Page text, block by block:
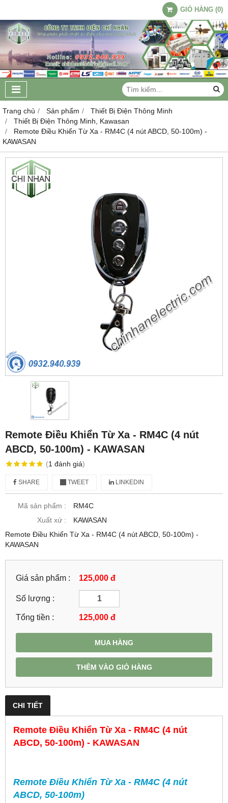
GIỎ HÀNG (0)
Trang chủ Sản phẩm
Thiết Bị Điện Thông Minh
Thiết Bị Điện Thông Minh, Kawasan
Remote Điều Khiển Từ Xa - RM4C (4 nút ABCD, 50-100m) -
KAWASAN
Remote Điều Khiển Từ Xa - RM4C (4 nút
ABCD, 50-100m) - KAWASAN
(1 đánh giá)
SHARE TWEET LINKEDIN
Mã sản phẩm :
RM4C
Xuất xứ :
KAWASAN
Remote Điều Khiển Từ Xa - RM4C (4 nút ABCD, 50-100m) -
KAWASAN
Giá sản phẩm : 125,000 đ
Số lượng :
Tổng tiền : 125,000 đ
MUA HÀNG
THÊM VÀO GIỎ HÀNG
CHI TIẾT
Remote Điều Khiển Từ Xa - RM4C (4 nút
ABCD, 50-100m) - KAWASAN
Remote Điều Khiển Từ Xa - RM4C (4 nút
ABCD, 50-100m)